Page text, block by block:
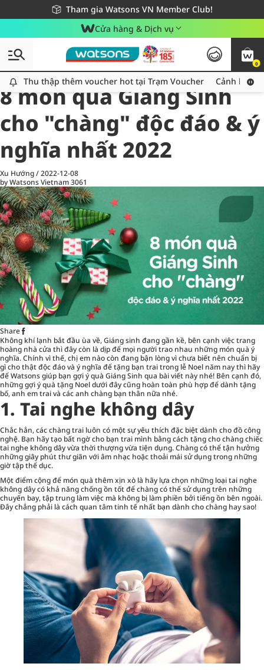
Tham gia Watsons VN Member Club!
Miễn phí giao hàng cho đơn hàng từ 249,000Đ
Giao hàng nhanh 24h - Áp dụng khu vực TP. Hồ Chí Minh
Cửa hàng & Dịch vụ
0
Thu thập thêm voucher hot tại Trạm Voucher
Thu thập thêm voucher hot tại Trạm Voucher Cảnh báo
All
Chăm Sóc Cá Nhân
8 món quà Giáng Sinh
cho "chàng" độc đáo & ý
nghĩa nhất 2022
Xu Hướng/2022-12-08
by Watsons Vietnam3061
Share
Không khí lạnh bắt đầu ùa về, Giáng sinh đang gần kề, bên cạnh việc trang
hoàng nhà cửa thì đây còn là dịp để mọi người trao nhau những món quà ý
nghĩa. Chính vì thế, chị em nào còn đang bận lòng vì chưa biết nên chuẩn bị
gì cho thật độc đáo và ý nghĩa để tặng bạn trai trong lễ Noel năm nay thì hãy
để Watsons giúp bạn gợi ýquà Giáng Sinh qua bài viết này nhé! Bên cạnh đó,
những gợi ý quà tặng Noel dưới đây cũng hoàn toàn phù hợp để dành tặng
bố, anh em trai và các anh chàng bạn thân nữa nhé.
1. Tai nghe không dây
Chắc hẳn, các chàng trai luôn có một sự yêu thích đặc biệt dành cho đồ công
nghệ. Bạn hãy tạo bất ngờ cho bạn trai mình bằng cách tặng cho chàng chiếc
tai nghe không dây vừa thời thượng vừa tiện dụng. Chàng có thể tận hưởng
những giây phút thư giãn với âm nhạc hoặc thoải mái sử dụng trong những
giờ tập thể dục.
Một điểm cộng để món quà thêm xịn xò là hãy lựa chọn những loại tai nghe
không dây có khả năng chống ồn tốt để chàng có thể sử dụng trên những
chuyến bay, tập trung làm việc mà không bị làm phiền bởi tiếng ồn bên ngoài.
Đây chẳng phải là cách quan tâm tinh tế nhất bạn dành cho chàng hay sao!